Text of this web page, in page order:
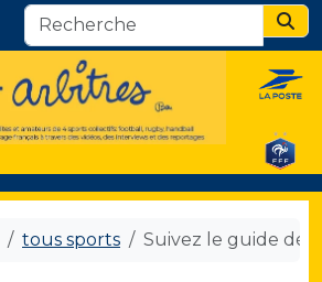
tous sports Suivez le guide